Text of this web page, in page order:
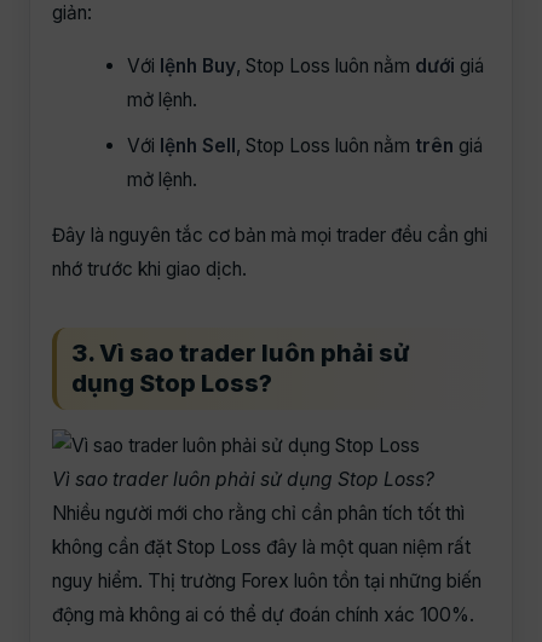
giản:
Với lệnh Buy, Stop Loss luôn nằm dưới giá
mở lệnh.
Với lệnh Sell, Stop Loss luôn nằm trên giá
mở lệnh.
Đây là nguyên tắc cơ bản mà mọi trader đều cần ghi
nhớ trước khi giao dịch.
3. Vì sao trader luôn phải sử
dụng Stop Loss?
Vì sao trader luôn phải sử dụng Stop Loss?
Nhiều người mới cho rằng chỉ cần phân tích tốt thì
không cần đặt Stop Loss đây là một quan niệm rất
nguy hiểm. Thị trường Forex luôn tồn tại những biến
động mà không ai có thể dự đoán chính xác 100%.